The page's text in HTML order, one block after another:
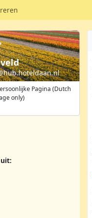
Pagina (Dutch
only)